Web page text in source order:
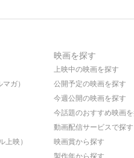
ガ）
上映）
映画を探す
上映中の映画を探す
公開予定の映画を探す
今週公開の映画を探す
今話題のおすすめ映画
動画配信サービスで探す
映画賞から探す
製作年から探す